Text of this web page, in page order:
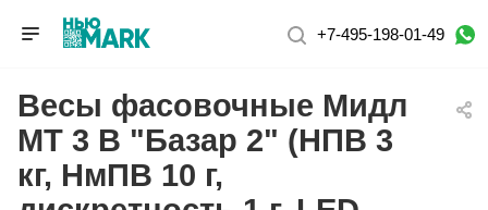
+7-495-198-01-49
Весы фасовочные Мидл
МТ 3 В "Базар 2" (НПВ 3
кг, НмПВ 10 г,